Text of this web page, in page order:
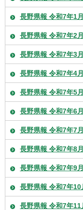
長野県報 令和7年1
長野県報 令和7年2
長野県報 令和7年3
長野県報 令和7年4
長野県報 令和7年5
長野県報 令和7年6
長野県報 令和7年7
長野県報 令和7年8
長野県報 令和7年9
長野県報 令和7年10
長野県報 令和7年11